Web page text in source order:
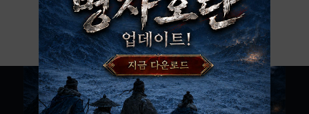
아이디 / 비밀번호 찾기 회원가입